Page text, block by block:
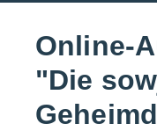
Online-
"Die